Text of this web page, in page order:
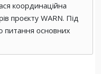
координаційна
проєкту WARN. Під
питання основних